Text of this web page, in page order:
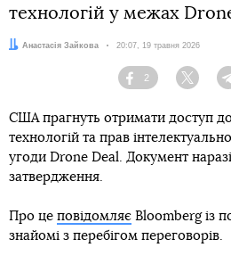
технологій у межах
Автор:
Анастасія Зайкова Дата:
20:07, 19 травня 2026
Facebook
2
Twitter
США прагнуть отримати доступ до
технологій та прав
угоди Drone Deal. Документ
затвердження.
Про це повідомляє Bloomberg із
знайомі з перебігом переговорів.